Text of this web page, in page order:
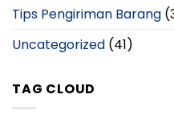
Tips Pengiriman Barang
Uncategorized (41)
TAG CLOUD